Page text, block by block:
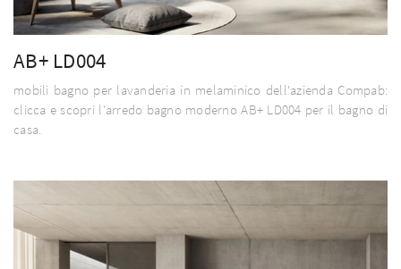
AB+ LD004
mobili bagno per lavanderia in melaminico dell'azienda Compab:
clicca e scopri l'arredo bagno moderno AB+ LD004 per il bagno di
casa.